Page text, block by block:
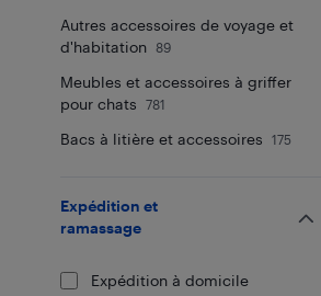
Autres accessoires de voyage et
d'habitation
89
Meubles et accessoires à griffer
pour chats
781
Bacs à litière et accessoires 175
Expédition et
ramassage
Expédition à domicile